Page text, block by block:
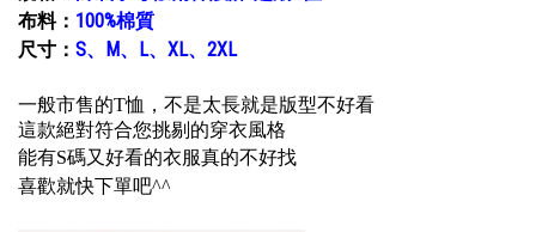
布料： 100%棉質
尺寸： S、M、L、XL、2XL
一般市售的T恤，不是太長就是版型不好看
這款絕對符合您挑剔的穿衣風格
能有S碼又好看的衣服真的不好找
喜歡就快下單吧^^